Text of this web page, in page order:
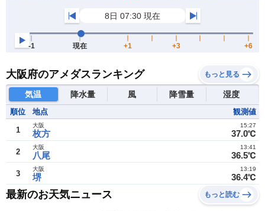
大阪府のアメダスランキング もっと見る
気温 降水量 風 降雪量 湿度
順位 地点 観測値
1 枚方
大阪
37.0℃
15:27
2 八尾
大阪
36.5℃
13:41
3 堺
大阪
36.4℃
13:19
最新のお天気ニュース もっと読む